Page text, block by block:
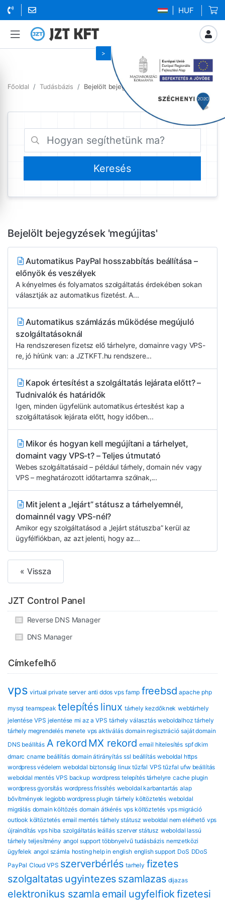
| HUF
Főoldal Tudásbázis Bejelölt bejegyzések megújitas
Bejelölt bejegyzések 'megújitas'
Automatikus PayPal hosszabbítás beállítása –
előnyök és veszélyek
A kényelmes és folyamatos szolgáltatás érdekében sokan
választják az automatikus fizetést. A...
Automatikus számlázás működése megújuló
szolgáltatásoknál
Ha rendszeresen fizetsz elő tárhelyre, domainre vagy VPS-
re, jó hírünk van: a JZTKFT.hu rendszere...
Kapok értesítést a szolgáltatás lejárata előtt? –
Tudnivalók és határidők
Igen, minden ügyfelünk automatikus értesítést kap a
szolgáltatások lejárata előtt, hogy időben...
Mikor és hogyan kell megújítani a tárhelyet,
domaint vagy VPS-t? – Teljes útmutató
Webes szolgáltatásaid – például tárhely, domain név vagy
VPS – meghatározott időtartamra szólnak,...
Mit jelent a „lejárt” státusz a tárhelyemnél,
domainnél vagy VPS-nél?
Amikor egy szolgáltatásod a „lejárt státuszba” kerül az
ügyfélfiókban, az azt jelenti, hogy az...
« Vissza
JZT Control Panel
Reverse DNS Manager
DNS Manager
Címkefelhő
vps virtual private server anti ddos vps famp freebsd apache php
mysql teamspeak telepítés linux tárhely kezdőknek webtárhely
jelentése VPS jelentése mi az a VPS tárhely választás weboldalhoz tárhely
tárhely megrendelés menete vps aktiválás domain regisztráció saját domain
DNS beállítás A rekord MX rekord email hitelesítés spf dkim
dmarc cname beállítás domain átirányítás ssl beállítás weboldal https
wordpress védelem weboldal biztonság linux tűzfal VPS tűzfal ufw beállítás
weboldal mentés VPS backup wordpress telepítés tárhelyre cache plugin
wordpress gyorsítás wordpress frissítés weboldal karbantartás alap
bővítmények legjobb wordpress plugin tárhely költöztetés weboldal
migrálás domain költözés domain átkérés vps költöztetés vps migráció
outlook költöztetés email mentés tárhely státusz weboldal nem elérhető vps
újraindítás vps hiba szolgáltatás leállás szerver státusz weboldal lassú
tárhely teljesítmény angol support többnyelvű tudásbázis nemzetközi
ügyfelek angol számla hosting help in english english support DoS DDoS
PayPal Cloud VPS szerverbérlés tarhely fizetes
szolgaltatas ugyintezes szamlazas dijazas
elektronikus szamla email ugyfelfiok fizetesi